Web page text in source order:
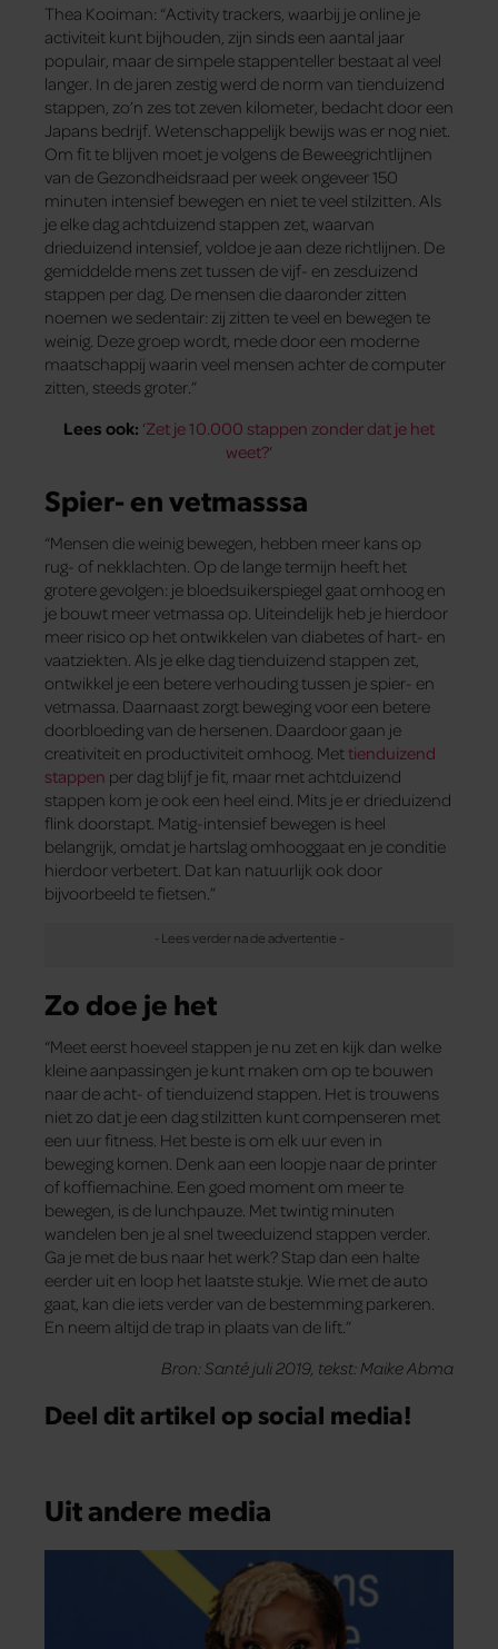
Thea Kooiman: “Activity trackers, waarbij je online je
activiteit kunt bijhouden, zijn sinds een aantal jaar
populair, maar de simpele stappenteller bestaat al veel
langer. In de jaren zestig werd de norm van tienduizend
stappen, zo’n zes tot zeven kilometer, bedacht door een
Japans bedrijf. Wetenschappelijk bewijs was er nog niet.
Om fit te blijven moet je volgens de Beweegrichtlijnen
van de Gezondheidsraad per week ongeveer 150
minuten intensief bewegen en niet te veel stilzitten. Als
je elke dag achtduizend stappen zet, waarvan
drieduizend intensief, voldoe je aan deze richtlijnen. De
gemiddelde mens zet tussen de vijf- en zesduizend
stappen per dag. De mensen die daaronder zitten
noemen we sedentair: zij zitten te veel en bewegen te
weinig. Deze groep wordt, mede door een moderne
maatschappij waarin veel mensen achter de computer
zitten, steeds groter.”
Lees ook: ‘Zet je 10.000 stappen zonder dat je het
weet?‘
Spier- en vetmasssa
“Mensen die weinig bewegen, hebben meer kans op
rug- of nekklachten. Op de lange termijn heeft het
grotere gevolgen: je bloedsuikerspiegel gaat omhoog en
je bouwt meer vetmassa op. Uiteindelijk heb je hierdoor
meer risico op het ontwikkelen van diabetes of hart- en
vaatziekten. Als je elke dag tienduizend stappen zet,
ontwikkel je een betere verhouding tussen je spier- en
vetmassa. Daarnaast zorgt beweging voor een betere
doorbloeding van de hersenen. Daardoor gaan je
creativiteit en productiviteit omhoog. Mettienduizend
stappen per dag blijf je fit, maar met achtduizend
stappen kom je ook een heel eind. Mits je er drieduizend
flink doorstapt. Matig-intensief bewegen is heel
belangrijk, omdat je hartslag omhooggaat en je conditie
hierdoor verbetert. Dat kan natuurlijk ook door
bijvoorbeeld te fietsen.”
Zo doe je het
“Meet eerst hoeveel stappen je nu zet en kijk dan welke
kleine aanpassingen je kunt maken om op te bouwen
naar de acht- of tienduizend stappen. Het is trouwens
niet zo dat je een dag stilzitten kunt compenseren met
een uur fitness. Het beste is om elk uur even in
beweging komen. Denk aan een loopje naar de printer
of koffiemachine. Een goed moment om meer te
bewegen, is de lunchpauze. Met twintig minuten
wandelen ben je al snel tweeduizend stappen verder.
Ga je met de bus naar het werk? Stap dan een halte
eerder uit en loop het laatste stukje. Wie met de auto
gaat, kan die iets verder van de bestemming parkeren.
En neem altijd de trap in plaats van de lift.”
Bron: Santé juli 2019, tekst: Maike Abma
Deel dit artikel op social media!
Uit andere media